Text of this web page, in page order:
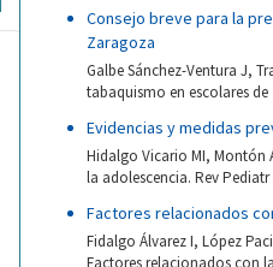
Consejo breve para la
Zaragoza
Galbe Sánchez-Ventura J,
tabaquismo en escolares de
Evidencias y medidas
Hidalgo Vicario MI, Montón
la adolescencia. Rev Pediatr
Factores relacionados
Fidalgo Álvarez I, López
Factores relacionados con